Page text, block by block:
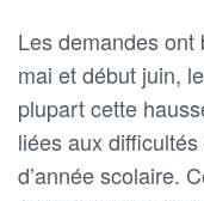
Les demandes
mai et début juin,
plupart cette
liées aux
d’année scolaire.